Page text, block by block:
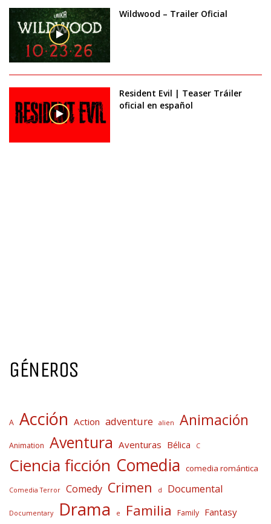
Wildwood – Trailer Oficial
Resident Evil | Teaser Tráiler
oficial en español
GÉNEROS
A Acción Action adventure alien Animación
Animation Aventura Aventuras Bélica C
Ciencia ficción Comedia comedia romántica
Comedia Terror Comedy Crimen d Documental
Documentary Drama e Familia Family Fantasy